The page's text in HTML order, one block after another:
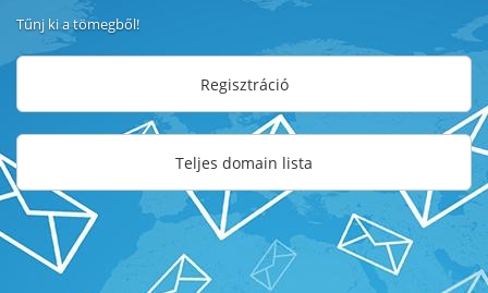
Tűnj ki a tömegből!
Regisztráció
Teljes domain lista